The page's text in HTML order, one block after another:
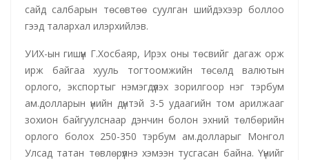
сайд салбарын төсөвтөө суулган шийдэхээр боллоо
гээд талархал илэрхийлэв.
УИХ-ын гишүүн Г.Хосбаяр, Ирэх оны төсвийг дагаж орж
ирж байгаа хууль тогтоомжийн төсөлд валютын
орлого, экспортыг нэмэгдүүлэх зорилгоор нэг тэрбум
ам.долларын үнийн дүнтэй 3-5 удаагийн том арилжааг
зохион байгуулснаар дэнчин болон эхний төлбөрийн
орлого болох 250-350 тэрбум ам.долларыг Монгол
Улсад татан төвлөрүүлнэ хэмээн тусгасан байна. Үүнийг